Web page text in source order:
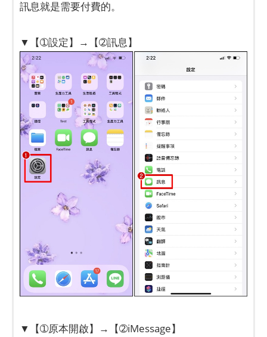
訊息就是需要付費的。
▼【➀設定】→【➁訊息】
▼【➀原本開啟】→【➁iMessage】